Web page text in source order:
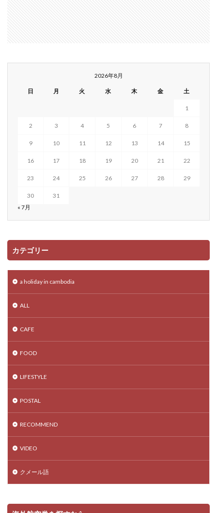
2026年8月
日 月 火 水 木 金 土
1
2 3 4 5 6 7 8
9 10 11 12 13 14 15
16 17 18 19 20 21 22
23 24 25 26 27 28 29
30
31
« 7月
カテゴリー
a holiday in cambodia
ALL
CAFE
FOOD
LIFESTYLE
POSTAL
RECOMMEND
VIDEO
クメール語